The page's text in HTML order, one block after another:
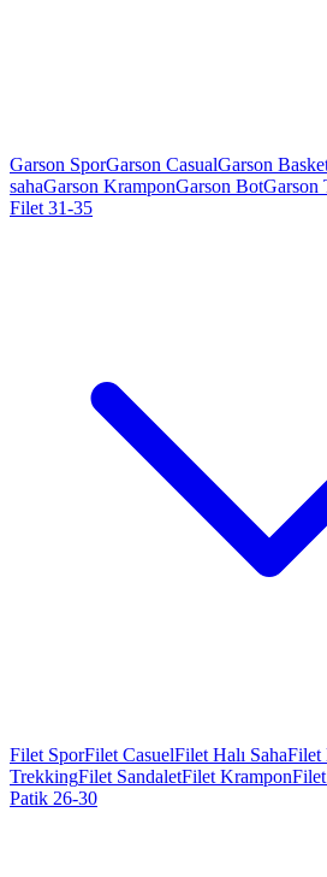
Garson SporGarson CasualGarson
sahaGarson KramponGarson BotGarson
Filet 31-35
Filet SporFilet CasuelFilet Halı SahaFilet
TrekkingFilet SandaletFilet Krampon
Patik 26-30